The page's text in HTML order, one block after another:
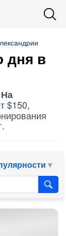
дня в
На
$150,